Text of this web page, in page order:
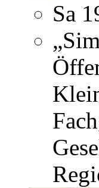
Sa